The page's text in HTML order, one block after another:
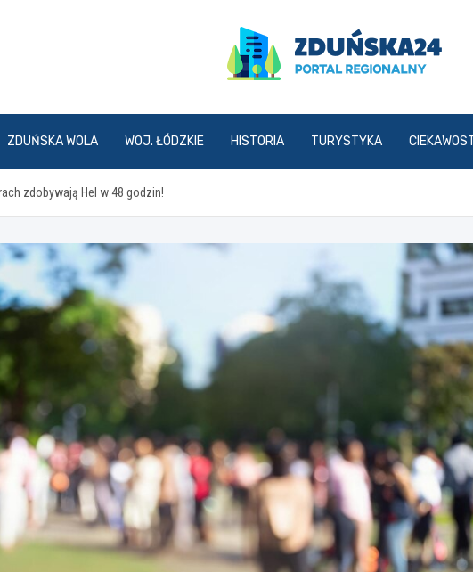
zdunska24.pl
ZDUŃSKA WOLA WOJ. ŁÓDZKIE HISTORIA TURYSTYKA
zdobywają Hel w 48 godzin!